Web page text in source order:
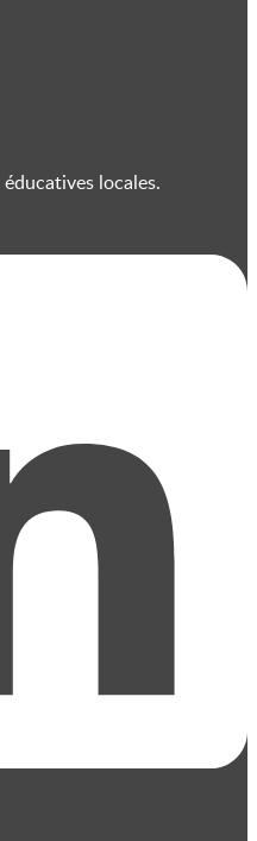
locales.